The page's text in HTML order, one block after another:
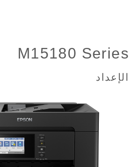
M15180 Series
الإعداد